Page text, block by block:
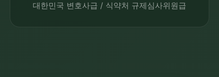
대한민국 변호사급 / 식약처 규제심사위원급